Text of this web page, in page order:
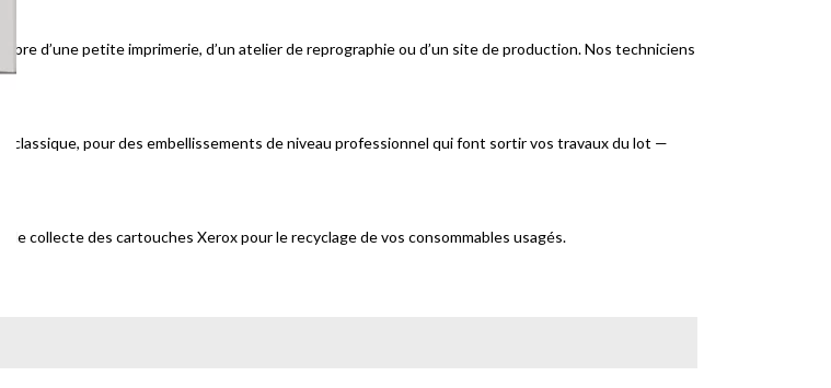
d’une petite imprimerie, d’un atelier de reprographie ou d’un site de production. Nos techniciens
classique, pour des embellissements de niveau professionnel qui font sortir vos travaux du lot —
de collecte des cartouches Xerox pour le recyclage de vos consommables usagés.